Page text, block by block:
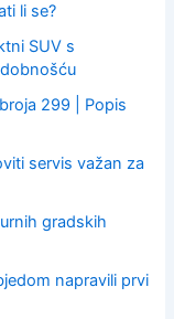
li se?
SUV s
299 | Popis
servis važan za
gradskih
napravili prvi